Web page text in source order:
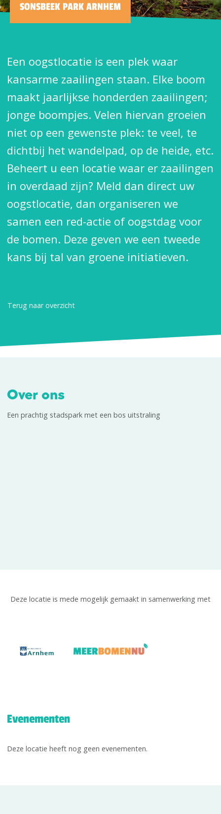
SONSBEEK PARK ARNHEM
Een oogstlocatie is een plek waar
kansarme zaailingen staan. Elke boom
maakt jaarlijkse honderden zaailingen;
jonge boompjes. Velen hiervan groeien
niet op een gewenste plek: te veel, te
dichtbij het wandelpad, op de heide, etc.
Beheert u een locatie waar er zaailingen
in overdaad zijn? Meld dan direct uw
oogstlocatie, dan organiseren we
samen een red-actie of oogstdag voor
de bomen. Deze geven we een tweede
kans bij tal van groene initiatieven.
Terug naar overzicht
Over ons
Een prachtig stadspark met een bos uitstraling
Deze locatie is mede mogelijk gemaakt in samenwerking met
Evenementen
Deze locatie heeft nog geen evenementen.